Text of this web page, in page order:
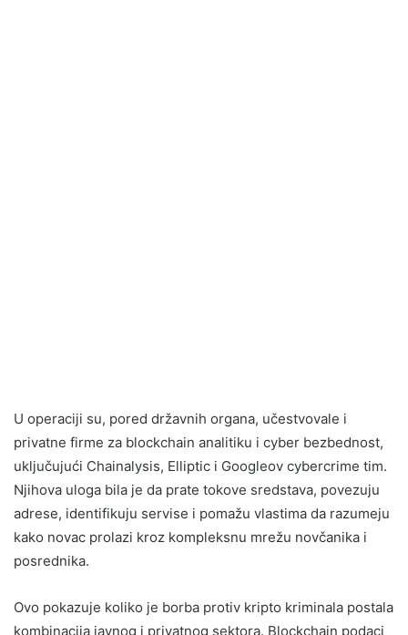
U operaciji su, pored državnih organa, učestvovale i
privatne firme za blockchain analitiku i cyber bezbednost,
uključujući Chainalysis, Elliptic i Googleov cybercrime tim.
Njihova uloga bila je da prate tokove sredstava, povezuju
adrese, identifikuju servise i pomažu vlastima da razumeju
kako novac prolazi kroz kompleksnu mrežu novčanika i
posrednika.
Ovo pokazuje koliko je borba protiv kripto kriminala postala
kombinacija javnog i privatnog sektora. Blockchain podaci